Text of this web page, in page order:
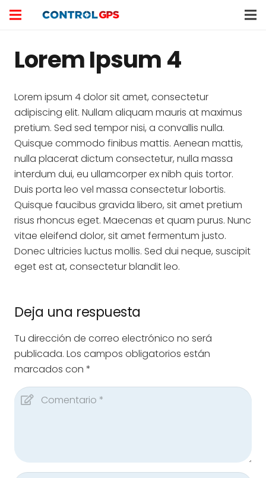
Lorem Ipsum 4
Lorem ipsum 4 dolor sit amet, consectetur
adipiscing elit. Nullam aliquam mauris at maximus
pretium. Sed sed tempor nisi, a convallis nulla.
Quisque commodo finibus mattis. Aenean mattis,
nulla placerat dictum consectetur, nulla massa
interdum dui, eu ullamcorper ex nibh quis tortor.
Duis porta leo vel massa consectetur lobortis.
Quisque faucibus gravida libero, sit amet pretium
risus rhoncus eget. Maecenas et quam purus. Nunc
vitae eleifend dolor, sit amet fermentum justo.
Donec ultricies luctus mollis. Sed dui neque, suscipit
eget est at, consectetur blandit leo.
Deja una respuesta
Tu dirección de correo electrónico no será
publicada. Los campos obligatorios están
marcados con *